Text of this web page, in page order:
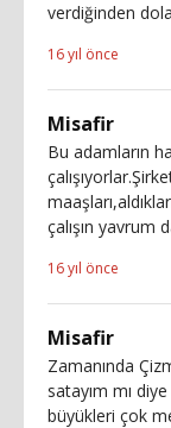
verdiğinden
16 yıl önce
Misafir
Bu adamların
çalışın yavrum
16 yıl önce
Misafir
Zamanında
satayım mı
büyükleri çok